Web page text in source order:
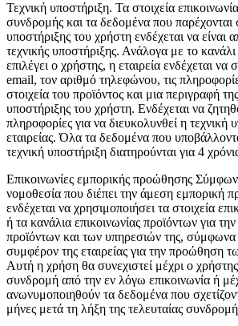
Τεχνική υποστήριξη. Τα στοιχεία
συνδρομής και τα δεδομένα που παρέχονται
υποστήριξης του χρήστη ενδέχεται να είναι
τεχνικής υποστήριξης. Ανάλογα με το κανάλι
επιλέγει ο χρήστης, η εταιρεία ενδέχεται να
email, τον αριθμό τηλεφώνου, τις
στοιχεία του προϊόντος και μια περιγραφή
υποστήριξης του χρήστη. Ενδέχεται να
πληροφορίες για να διευκολυνθεί η τεχνική
εταιρείας. Όλα τα δεδομένα που
τεχνική υποστήριξη διατηρούνται για 4
Επικοινωνίες εμπορικής προώθησης
νομοθεσία που διέπει την άμεση εμπορική
ενδέχεται να χρησιμοποιήσει τα στοιχεία
ή τα κανάλια επικοινωνίας προϊόντων για
προϊόντων και των υπηρεσιών της,
συμφέρον της εταιρείας για την προώθηση
Αυτή η χρήση θα συνεχιστεί μέχρι ο
συνδρομή από την εν λόγω επικοινωνία ή
ανωνυμοποιηθούν τα δεδομένα που
μήνες μετά τη λήξη της τελευταίας